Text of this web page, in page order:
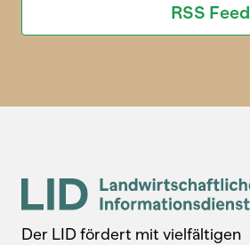
RSS Feed
Der LID fördert mit vielfältigen